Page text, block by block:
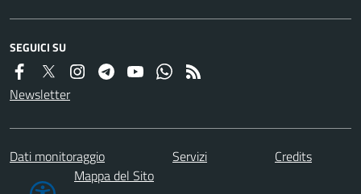
SEGUICI SU
Newsletter
Dati monitoraggio Servizi
Credits
Mappa del Sito